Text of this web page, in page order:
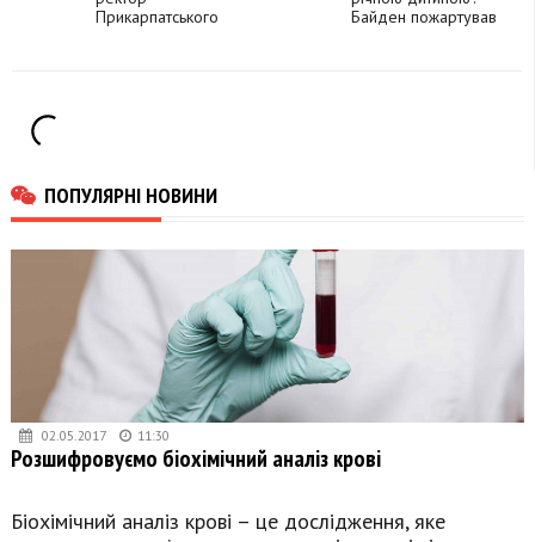
Прикарпатського
Байден пожартував
ПОПУЛЯРНІ НОВИНИ
02.05.2017 11:30
Розшифровуємо біохімічний аналіз крові
Біохімічний аналіз крові – це дослідження, яке